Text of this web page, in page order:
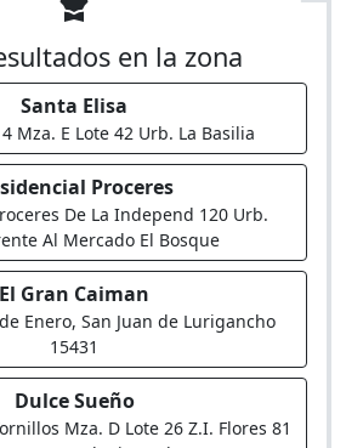
en la zona
Santa Elisa
Mza. E Lote 42 Urb. La Basilia
Proceres
De La Independ 120 Urb.
Al Mercado El Bosque
El Gran Caiman
Enero, San Juan de Lurigancho
15431
Dulce Sueño
Mza. D Lote 26 Z.I. Flores 81